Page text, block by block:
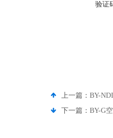
验证
上一篇： BY-
下一篇： BY-G